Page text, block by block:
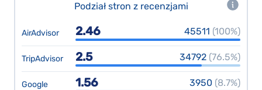
Podział stron z recenzjami
AirAdvisor 2.46 45511 (100%)
TripAdvisor 2.5 34792 (76.5%)
Google 1.56 3950 (8.7%)